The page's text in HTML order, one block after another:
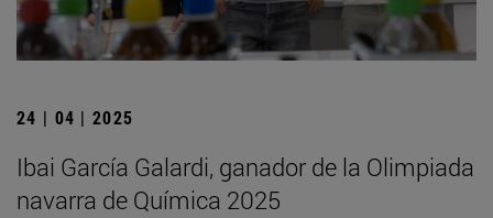
24 | 04 | 2025
Ibai García Galardi, ganador de la Olimpiada
navarra de Química 2025